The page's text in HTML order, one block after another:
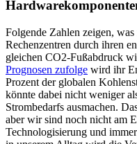
Folgende Zahlen zeigen,
Rechenzentren durch ihren
gleichen CO2-Fußabdruck
Prognosen zufolge wird ihr
Prozent der globalen
könnte dabei nicht weniger
Strombedarfs ausmachen.
aber wir sind noch nicht am
Technologisierung und